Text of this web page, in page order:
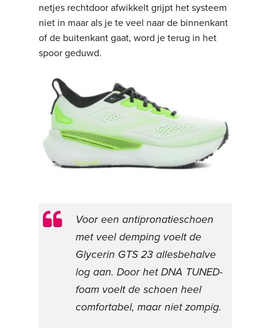
netjes rechtdoor afwikkelt grijpt het systeem
niet in maar als je te veel naar de binnenkant
of de buitenkant gaat, word je terug in het
spoor geduwd.
Voor een antipronatieschoen
met veel demping voelt de
Glycerin GTS 23 allesbehalve
log aan. Door het DNA TUNED-
foam voelt de schoen heel
comfortabel, maar niet zompig.